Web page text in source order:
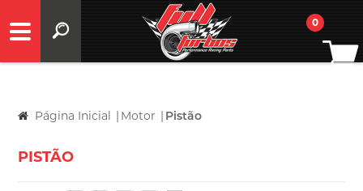
0
Página Inicial | Motor | Pistão
PISTÃO